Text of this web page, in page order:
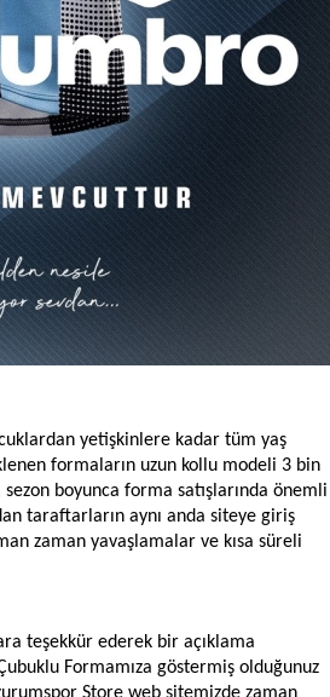
yetişkinlere kadar tüm yaş
formaların uzun kollu modeli 3 bin
boyunca forma satışlarında önemli
taraftarların aynı anda siteye giriş
zaman yavaşlamalar ve kısa süreli
teşekkür ederek bir açıklama
Formamıza göstermiş olduğunuz